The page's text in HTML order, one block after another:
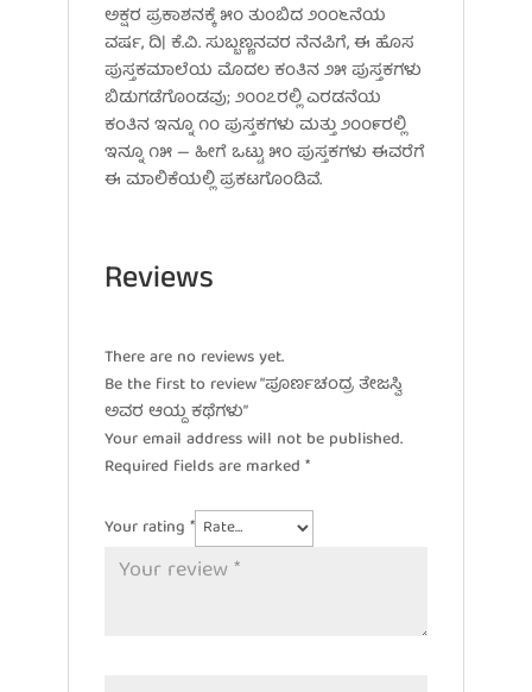
ಅಕ್ಷರ ಪ್ರಕಾಶನಕ್ಕೆ ೫೦ ತುಂಬಿದ ೨೦೦೬ನೆಯ
ವರ್ಷ, ದಿ| ಕೆ.ವಿ. ಸುಬ್ಬಣ್ಣನವರ ನೆನಪಿಗೆ, ಈ ಹೊಸ
ಪುಸ್ತಕಮಾಲೆಯ ಮೊದಲ ಕಂತಿನ ೨೫ ಪುಸ್ತಕಗಳು
ಬಿಡುಗಡೆಗೊಂಡವು; ೨೦೦೭ರಲ್ಲಿ ಎರಡನೆಯ
ಕಂತಿನ ಇನ್ನೂ ೧೦ ಪುಸ್ತಕಗಳು ಮತ್ತು ೨೦೦೯ರಲ್ಲಿ
ಇನ್ನೂ ೧೫ — ಹೀಗೆ ಒಟ್ಟು ೫೦ ಪುಸ್ತಕಗಳು ಈವರೆಗೆ
ಈ ಮಾಲಿಕೆಯಲ್ಲಿ ಪ್ರಕಟಗೊಂಡಿವೆ.
Reviews
There are no reviews yet.
Be the first to review “ಪೂರ್ಣಚಂದ್ರ ತೇಜಸ್ವಿ
ಅವರ ಆಯ್ದ ಕಥೆಗಳು”
Your email address will not be published.
Required fields are marked *
Your rating *